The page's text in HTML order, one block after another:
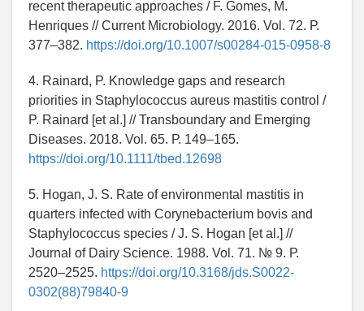
recent therapeutic approaches / F. Gomes, M.
Henriques // Current Microbiology. 2016. Vol. 72. Р.
377–382. https://doi.org/10.1007/s00284-015-0958-8
4. Rainard, P. Knowledge gaps and research
priorities in Staphylococcus aureus mastitis control /
P. Rainard [et al.] // Transboundary and Emerging
Diseases. 2018. Vol. 65. Р. 149–165.
https://doi.org/10.1111/tbed.12698
5. Hogan, J. S. Rate of environmental mastitis in
quarters infected with Corynebacterium bovis and
Staphylococcus species / J. S. Hogan [et al.] //
Journal of Dairy Science. 1988. Vol. 71. № 9. Р.
2520–2525. https://doi.org/10.3168/jds.S0022-
0302(88)79840-9